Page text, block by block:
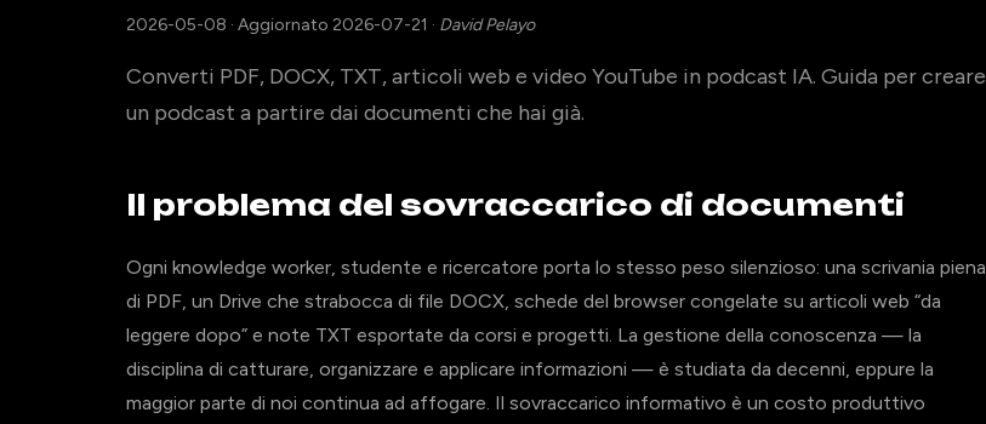
2026-05-08 · Aggiornato 2026-07-21 · David Pelayo
Converti PDF, DOCX, TXT, articoli web e video YouTube in podcast IA. Guida per creare
un podcast a partire dai documenti che hai già.
Il problema del sovraccarico di documenti
Ogni knowledge worker, studente e ricercatore porta lo stesso peso silenzioso: una scrivania piena
di PDF, un Drive che strabocca di file DOCX, schede del browser congelate su articoli web “da
leggere dopo” e note TXT esportate da corsi e progetti. La gestione della conoscenza — la
disciplina di catturare, organizzare e applicare informazioni — è studiata da decenni, eppure la
maggior parte di noi continua ad affogare. Il sovraccarico informativo è un costo produttivo